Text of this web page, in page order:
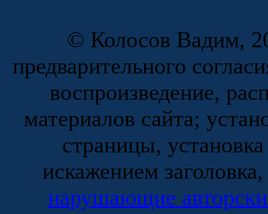
© Колосов Вадим,
предварительного
воспроизведение,
материалов сайта;
страницы,
искажением
нарушающие